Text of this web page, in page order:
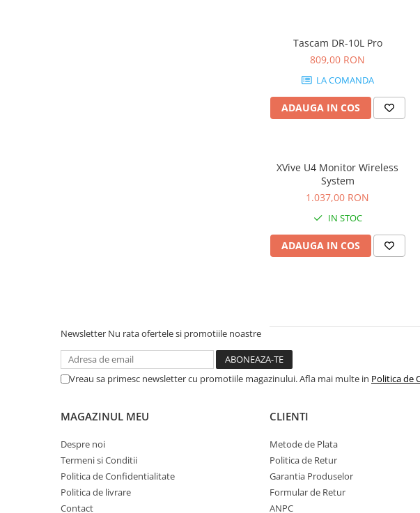
Recordere portabile
Sintetizatoare
Standuri si stative de monitoare
Subwoofere de studio
Lumini si efecte
Accesorii pentru lumini
Cabluri de Alimentare
Case-uri de lumini
Tascam DR-10L Pro
809,00 RON
LA COMANDA
ADAUGA IN COS
XVive U4 Monitor Wireless
System
1.037,00 RON
IN STOC
ADAUGA IN COS
Newsletter Nu rata ofertele si promotiile noastre
Vreau sa primesc newsletter cu promotiile magazinului. Afla mai multe in Politica de
MAGAZINUL MEU
Despre noi
Termeni si Conditii
Politica de Confidentialitate
Politica de livrare
Contact
CLIENTI
Metode de Plata
Politica de Retur
Garantia Produselor
Formular de Retur
ANPC